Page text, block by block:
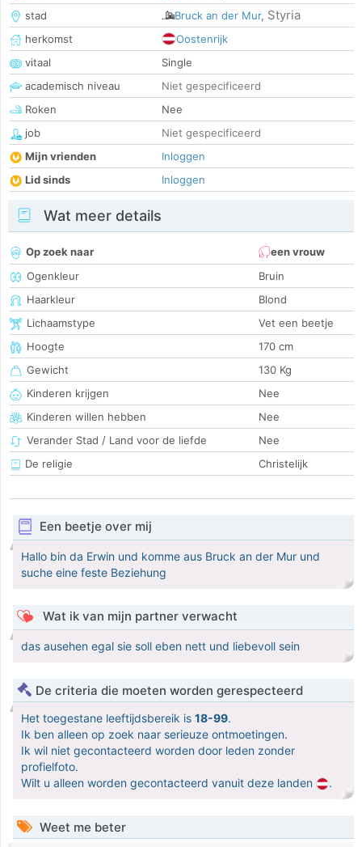
stad
Bruck an der Mur, Styria
herkomst
Oostenrijk
vitaal
Single
academisch niveau
Niet gespecificeerd
Roken
Nee
job
Niet gespecificeerd
Mijn vrienden
Inloggen
Lid sinds
Inloggen
Wat meer details
Op zoek naar
een vrouw
Ogenkleur
Bruin
Haarkleur
Blond
Lichaamstype
Vet een beetje
Hoogte
170 cm
Gewicht
130 Kg
Kinderen krijgen
Nee
Kinderen willen hebben
Nee
Verander Stad / Land voor de liefde
Nee
De religie
Christelijk
Een beetje over mij
Hallo bin da Erwin und komme aus Bruck an der Mur und
suche eine feste Beziehung
Wat ik van mijn partner verwacht
das ausehen egal sie soll eben nett und liebevoll sein
De criteria die moeten worden gerespecteerd
Het toegestane leeftijdsbereik is 18-99.
Ik ben alleen op zoek naar serieuze ontmoetingen.
Ik wil niet gecontacteerd worden door leden zonder
profielfoto.
Wilt u alleen worden gecontacteerd vanuit deze landen
.
Weet me beter